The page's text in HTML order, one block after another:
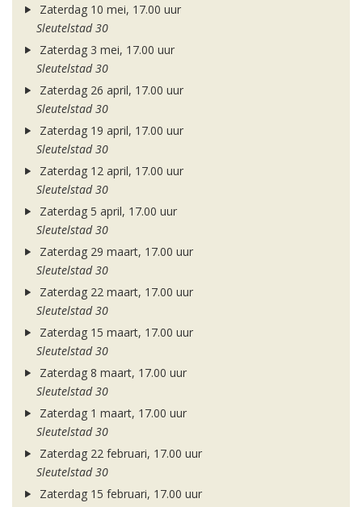
Zaterdag 10 mei, 17.00 uur
Sleutelstad 30
Zaterdag 3 mei, 17.00 uur
Sleutelstad 30
Zaterdag 26 april, 17.00 uur
Sleutelstad 30
Zaterdag 19 april, 17.00 uur
Sleutelstad 30
Zaterdag 12 april, 17.00 uur
Sleutelstad 30
Zaterdag 5 april, 17.00 uur
Sleutelstad 30
Zaterdag 29 maart, 17.00 uur
Sleutelstad 30
Zaterdag 22 maart, 17.00 uur
Sleutelstad 30
Zaterdag 15 maart, 17.00 uur
Sleutelstad 30
Zaterdag 8 maart, 17.00 uur
Sleutelstad 30
Zaterdag 1 maart, 17.00 uur
Sleutelstad 30
Zaterdag 22 februari, 17.00 uur
Sleutelstad 30
Zaterdag 15 februari, 17.00 uur